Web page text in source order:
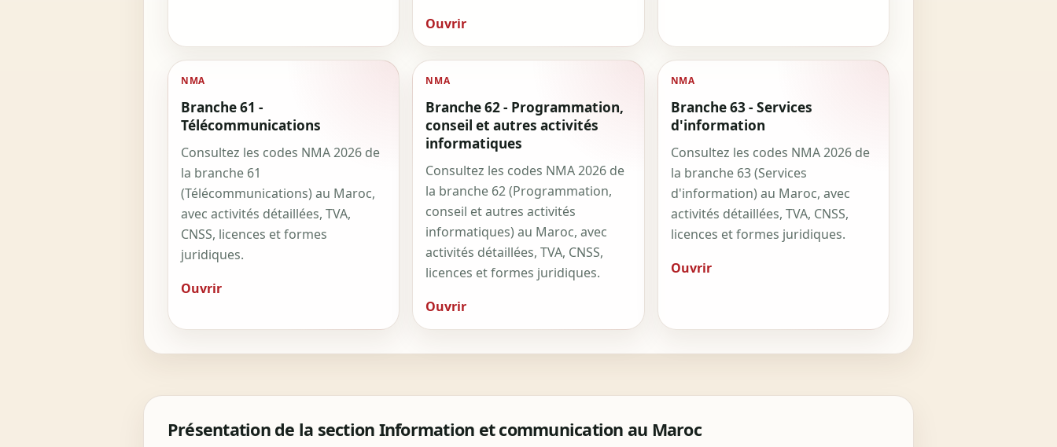
Ouvrir
NMA
Branche 61 -
Télécommunications
Consultez les codes NMA 2026 de
la branche 61
(Télécommunications) au Maroc,
avec activités détaillées, TVA,
CNSS, licences et formes
juridiques.
Ouvrir
NMA
Branche 62 - Programmation,
conseil et autres activités
informatiques
Consultez les codes NMA 2026 de
la branche 62 (Programmation,
conseil et autres activités
informatiques) au Maroc, avec
activités détaillées, TVA, CNSS,
licences et formes juridiques.
Ouvrir
NMA
Branche 63 - Services
d'information
Consultez les codes NMA 2026 de
la branche 63 (Services
d'information) au Maroc, avec
activités détaillées, TVA, CNSS,
licences et formes juridiques.
Ouvrir
Présentation de la section Information et communication au Maroc